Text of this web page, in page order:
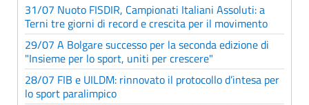
31/07 Nuoto FISDIR, Campionati Italiani Assoluti: a
Terni tre giorni di record e crescita per il movimento
29/07 A Bolgare successo per la seconda edizione di
"Insieme per lo sport, uniti per crescere"
28/07 FIB e UILDM: rinnovato il protocollo d’intesa per
lo sport paralimpico